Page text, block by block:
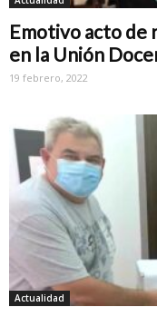
Emotivo acto de
en la Unión
19 febrero, 2022
Actualidad